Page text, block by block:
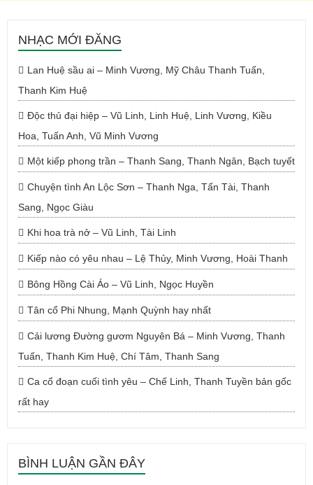
NHẠC MỚI ĐĂNG
Lan Huệ sầu ai – Minh Vương, Mỹ Châu Thanh Tuấn,
Thanh Kim Huệ
Độc thủ đại hiệp – Vũ Linh, Linh Huệ, Linh Vương, Kiều
Hoa, Tuấn Anh, Vũ Minh Vương
Một kiếp phong trần – Thanh Sang, Thanh Ngân, Bạch tuyết
Chuyện tình An Lộc Sơn – Thanh Nga, Tấn Tài, Thanh
Sang, Ngọc Giàu
Khi hoa trà nở – Vũ Linh, Tài Linh
Kiếp nào có yêu nhau – Lệ Thủy, Minh Vương, Hoài Thanh
Bông Hồng Cài Áo – Vũ Linh, Ngọc Huyền
Tân cổ Phi Nhung, Mạnh Quỳnh hay nhất
Cải lương Đường gươm Nguyên Bá – Minh Vương, Thanh
Tuấn, Thanh Kim Huệ, Chí Tâm, Thanh Sang
Ca cổ đoạn cuối tình yêu – Chế Linh, Thanh Tuyền bản gốc
rất hay
BÌNH LUẬN GẦN ĐÂY